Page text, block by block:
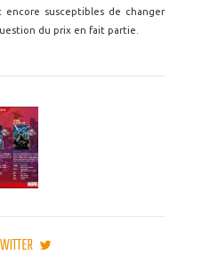
encore susceptibles de changer
du prix en fait partie.